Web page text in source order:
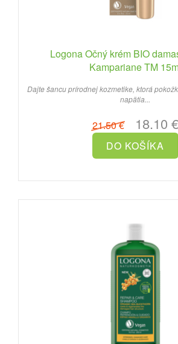
Logona Očný krém BIO
Kampariane TM
Dajte šancu prírodnej kozmetike, ktorá
napätia...
21.50 €18.10 €